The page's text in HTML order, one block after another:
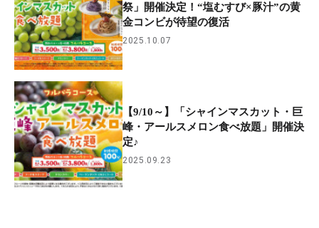
祭」開催決定！“塩むすび×豚汁”の黄
金コンビが待望の復活
2025.10.07
【9/10～】「シャインマスカット・巨
峰・アールスメロン食べ放題」開催決
定♪
2025.09.23